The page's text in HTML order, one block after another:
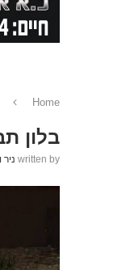
Home
בלון
written by ניר